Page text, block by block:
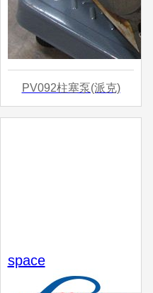
PV092柱塞泵(派克)
space